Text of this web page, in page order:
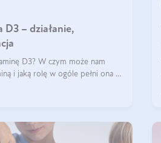
D3 – działanie,
D3? W czym może nam
i jaką rolę w ogóle pełni ona w
wiesz, dlaczego warto to